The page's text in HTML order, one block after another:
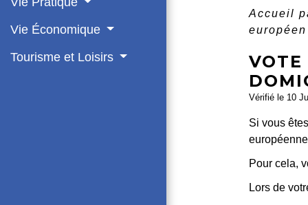
Vie Économique
Tourisme et Loisirs
Accueil
Vérifié le 10
Si vous
Pour cela,
Lors de